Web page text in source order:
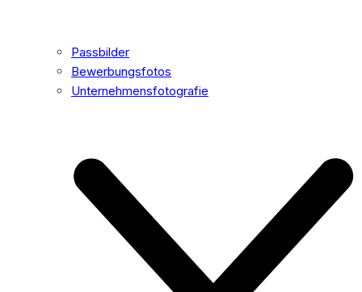
Passbilder
Bewerbungsfotos
Unternehmensfotografie